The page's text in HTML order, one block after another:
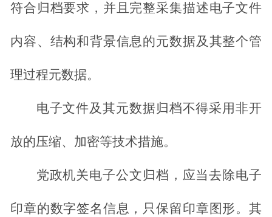
符合归档要求，并且完整采集描述电子文件
内容、结构和背景信息的元数据及其整个管
理过程元数据。
电子文件及其元数据归档不得采用非开
放的压缩、加密等技术措施。
党政机关电子公文归档，应当去除电子
印章的数字签名信息，只保留印章图形。其